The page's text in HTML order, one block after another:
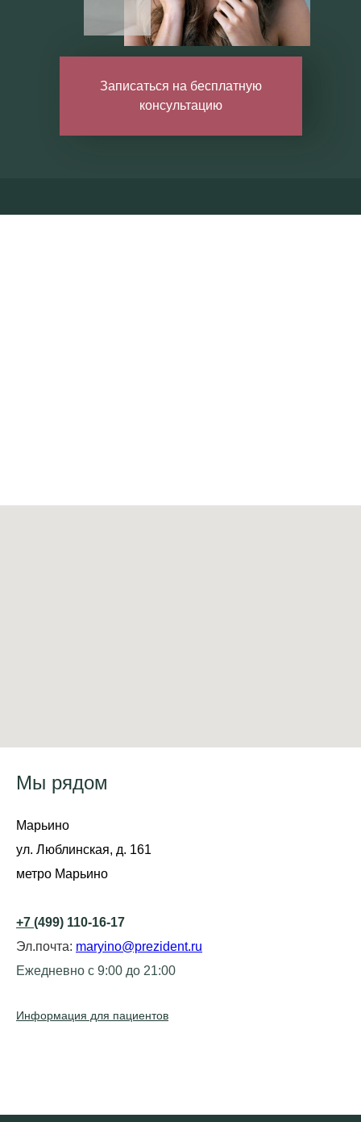
Записаться на бесплатную
консультацию
Мы рядом
Марьино
ул. Люблинская, д. 161
метро Марьино
+7 (499) 110-16-17
Эл.почта: maryino@prezident.ru
Ежедневно с 9:00 до 21:00
Информация для пациентов